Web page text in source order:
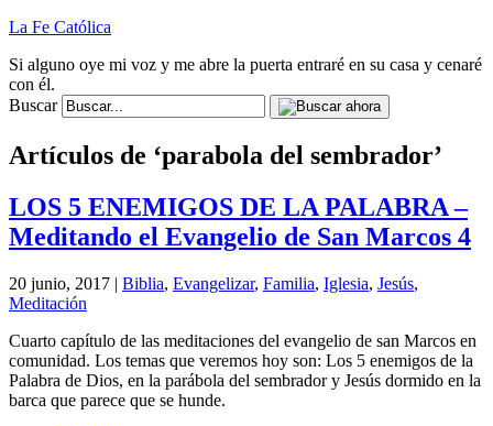
La Fe Católica
Si alguno oye mi voz y me abre la puerta entraré en su casa y cenaré
con él.
Buscar
Artículos de ‘parabola del sembrador’
LOS 5 ENEMIGOS DE LA PALABRA –
Meditando el Evangelio de San Marcos 4
20 junio, 2017 | Biblia, Evangelizar, Familia, Iglesia, Jesús,
Meditación
Cuarto capítulo de las meditaciones del evangelio de san Marcos en
comunidad. Los temas que veremos hoy son: Los 5 enemigos de la
Palabra de Dios, en la parábola del sembrador y Jesús dormido en la
barca que parece que se hunde.